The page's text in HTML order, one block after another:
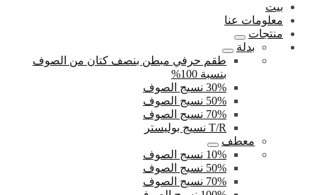
بيت
معلومات عنا
منتجات
بدلة
طقم حرفي مبطن بنصف كتان من الصوف
بنسبة 100%
30% نسيج الصوف
50% نسيج الصوف
70% نسيج الصوف
T/R نسيج بوليستر
معطف
10% نسيج الصوف
50% نسيج الصوف
70% نسيج الصوف